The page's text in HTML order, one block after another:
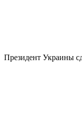
Президент Украины